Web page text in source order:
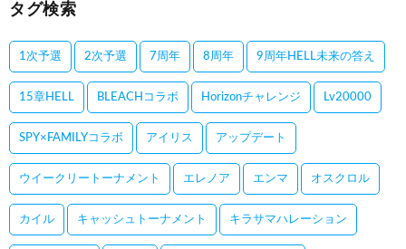
タグ検索
1次予選 2次予選 7周年 8周年 9周年HELL未来の答え
15章HELL BLEACHコラボ Horizonチャレンジ Lv20000
SPY×FAMILYコラボ アイリス アップデート
ウイークリートーナメント エレノア エンマ オスクロル
カイル キャッシュトーナメント キラサマハレーション